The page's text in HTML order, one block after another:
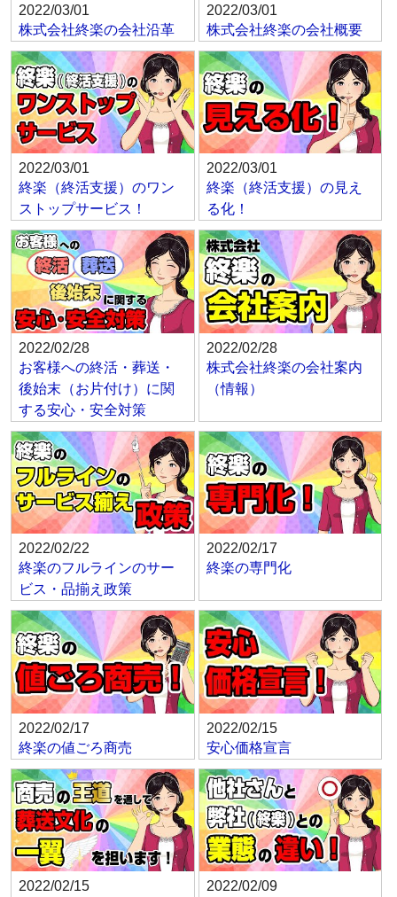
2022/03/01
株式会社終楽の会社沿革
2022/03/01
株式会社終楽の会社概要
2022/03/01
終楽（終活支援）のワン
ストップサービス！
2022/03/01
終楽（終活支援）の見え
る化！
2022/02/28
お客様への終活・葬送・
後始末（お片付け）に関
する安心・安全対策
2022/02/28
株式会社終楽の会社案内
（情報）
2022/02/22
終楽のフルラインのサー
ビス・品揃え政策
2022/02/17
終楽の専門化
2022/02/17
終楽の値ごろ商売
2022/02/15
安心価格宣言
2022/02/15
2022/02/09